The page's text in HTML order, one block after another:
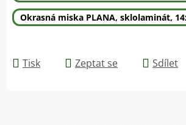
Okrasná miska PLANA, sklolaminát,
Tisk Zeptat se Sdílet